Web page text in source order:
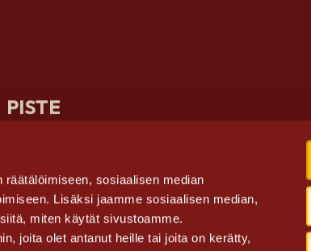
sosiaalisen median
Lisäksi jaamme sosiaalisen median,
miten käytät sivustoamme.
joita olet antanut heille tai joita on kerätty,
PISTE
yhteyttä
0100 5590